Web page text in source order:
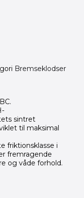
Bremseklodser
sintret
til maksimal
friktionsklasse i
fremragende
og våde forhold.